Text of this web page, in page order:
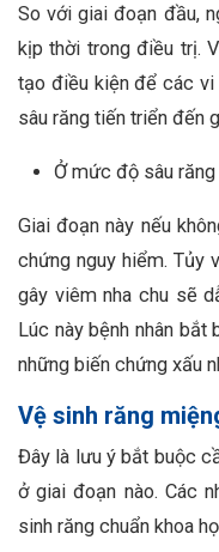
So với giai đoạn đầu,
kịp thời trong điều trị.
tạo điều kiện để các vi
sâu răng tiến triển đến
Ở mức độ sâu
Giai đoạn này nếu
chứng nguy hiểm. Tủy
gây viêm nha chu sẽ
Lúc này bệnh nhân
những biến chứng xấu
Vệ sinh răng
Đây là lưu ý bắt buộc
ở giai đoạn nào. Các
sinh răng chuẩn khoa